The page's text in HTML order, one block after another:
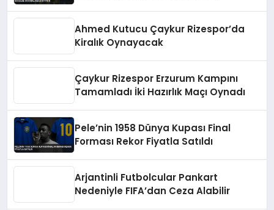
Ahmed Kutucu Çaykur Rizespor’da
Kiralık Oynayacak
Çaykur Rizespor Erzurum Kampını
Tamamladı İki Hazırlık Maçı Oynadı
Pele’nin 1958 Dünya Kupası Final
Forması Rekor Fiyatla Satıldı
Arjantinli Futbolcular Pankart
Nedeniyle FIFA’dan Ceza Alabilir